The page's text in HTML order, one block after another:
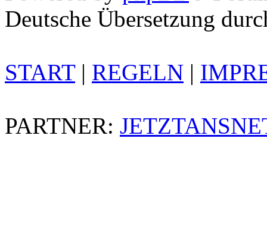
Deutsche Übersetzung
START| REGELN |
PARTNER: